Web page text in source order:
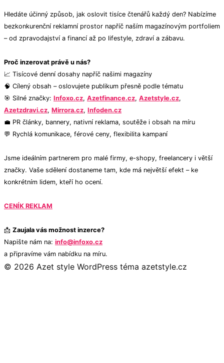
Hledáte účinný způsob, jak oslovit tisíce čtenářů každý den? Nabízíme
bezkonkurenční reklamní prostor napříč naším magazínovým portfoliem
– od zpravodajství a financí až po lifestyle, zdraví a zábavu.
Proč inzerovat právě u nás?
📈 Tisícové denní dosahy napříč našimi magazíny
🧠 Cílený obsah – oslovujete publikum přesně podle tématu
🎯 Silné značky: Infoxo.cz, Azetfinance.cz, Azetstyle.cz,
Azetzdravi.cz, Mirrora.cz, Infoden.cz
💼 PR články, bannery, nativní reklama, soutěže i obsah na míru
💬 Rychlá komunikace, férové ceny, flexibilita kampaní
Jsme ideálním partnerem pro malé firmy, e-shopy, freelancery i větší
značky. Vaše sdělení dostaneme tam, kde má největší efekt – ke
konkrétním lidem, kteří ho ocení.
CENÍK REKLAM
📩 Zaujala vás možnost inzerce?
Napište nám na: info@infoxo.cz
a připravíme vám nabídku na míru.
© 2026 Azet style WordPress téma azetstyle.cz